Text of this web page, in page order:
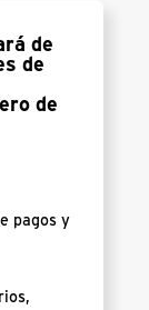
de
de
de
pagos y